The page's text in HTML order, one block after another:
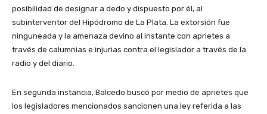
posibilidad de designar a dedo y dispuesto por él, al
subinterventor del Hipódromo de La Plata. La extorsión fue
ninguneada y la amenaza devino al instante con aprietes a
través de calumnias e injurias contra el legislador a través de la
radio y del diario.
En segunda instancia, Balcedo buscó por medio de aprietes que
los legisladores mencionados sancionen una ley referida a las